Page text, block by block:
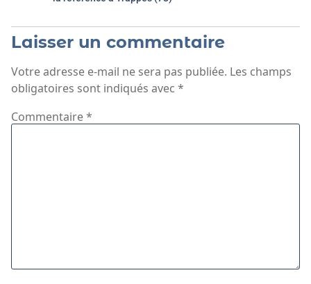
Laisser un commentaire
Votre adresse e-mail ne sera pas publiée. Les champs
obligatoires sont indiqués avec *
Commentaire*